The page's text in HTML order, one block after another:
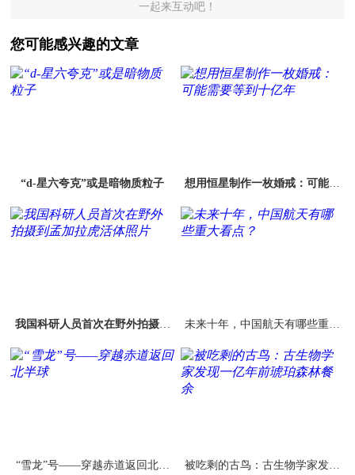
一起来互动吧！
您可能感兴趣的文章
“d-星六夸克”或是暗物质粒子
想用恒星制作一枚婚戒：可能需
我国科研人员首次在野外拍摄到
未来十年，中国航天有哪些重大
“雪龙”号——穿越赤道返回北半
被吃剩的古鸟：古生物学家发现